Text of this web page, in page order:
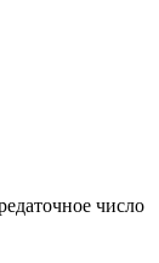
число